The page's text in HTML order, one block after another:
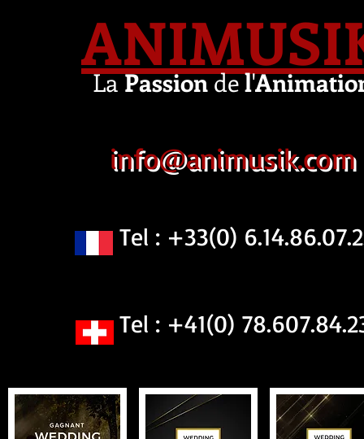
LaPassiondel'
info@animusik.com
Tel : +33(0)
Tel : +41(0)